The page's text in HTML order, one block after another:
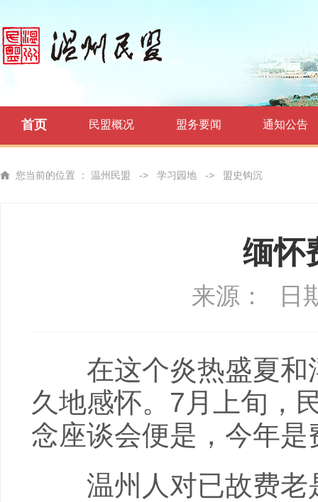
首页 民盟概况 盟务要闻 通知公告
您当前的位置 ： 温州民盟 -> 学习园地 -> 盟史钩沉
缅怀
来源： 日
在这个炎热盛夏和
久地感怀。7月上旬，
念座谈会便是，今年
温州人对已故费老